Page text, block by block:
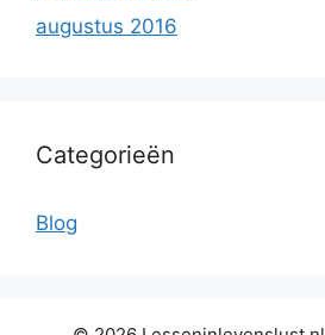
augustus 2016
Categorieën
Blog